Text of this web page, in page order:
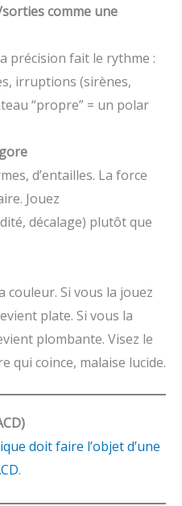
comme une
précision fait le rythme :
irruptions (sirènes,
“propre” = un polar
d’entailles. La force
Jouez
décalage) plutôt que
couleur. Si vous la jouez
plate. Si vous la
plombante. Visez le
qui coince, malaise lucide.
doit faire l’objet d’une
.